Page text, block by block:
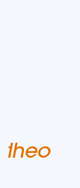
theo